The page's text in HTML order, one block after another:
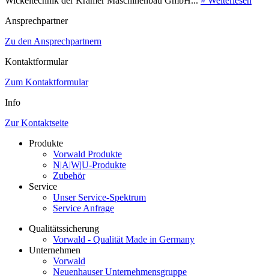
Ansprechpartner
Zu den Ansprechpartnern
Kontaktformular
Zum Kontaktformular
Info
Zur Kontaktseite
Produkte
Vorwald Produkte
N|A|W|U-Produkte
Zubehör
Service
Unser Service-Spektrum
Service Anfrage
Qualitätssicherung
Vorwald - Qualität Made in Germany
Unternehmen
Vorwald
Neuenhauser Unternehmensgruppe